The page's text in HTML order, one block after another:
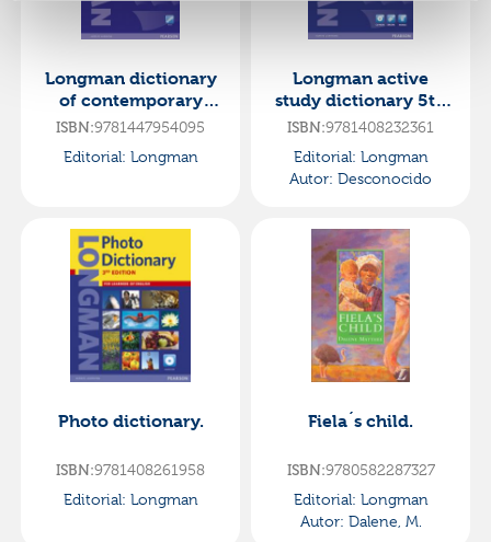
Longman dictionary
of contemporary
english 6 cased and
ISBN:9781447954095
Editorial: Longman
Longman active
study dictionary 5th
edition cd-rom pack
ISBN:9781408232361
Editorial: Longman
Autor: Desconocido
Photo dictionary.
ISBN:9781408261958
Editorial: Longman
Fiela´s child.
ISBN:9780582287327
Editorial: Longman
Autor: Dalene, M.